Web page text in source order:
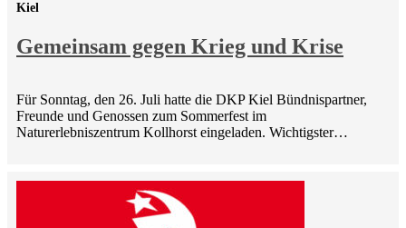
Gemeinsam gegen Krieg und Krise
Kiel
Für Sonntag, den 26. Juli hatte die DKP Kiel Bündnispartner,
Freunde und Genossen zum Sommerfest im
Naturerlebniszentrum Kollhorst eingeladen. Wichtigster…